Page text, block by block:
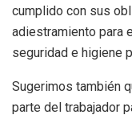
cumplido con sus
adiestramiento para
seguridad e higiene
Sugerimos también
parte del trabajador